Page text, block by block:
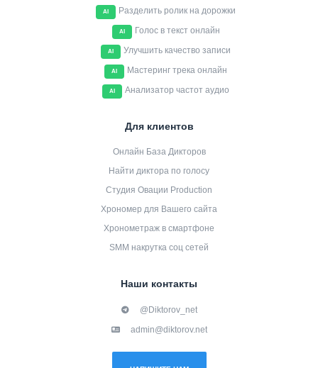
AI Разделить ролик на дорожки
AI Голос в текст онлайн
AI Улучшить качество записи
AI Мастеринг трека онлайн
AI Анализатор частот аудио
Для клиентов
Онлайн База Дикторов
Найти диктора по голосу
Студия Овации Production
Хрономер для Вашего сайта
Хронометраж в смартфоне
SMM накрутка соц сетей
Наши контакты
@Diktorov_net
admin@diktorov.net